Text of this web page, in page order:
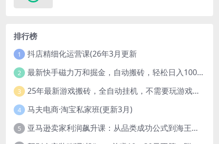
排行榜
1 抖店精细化运营课(26年3月更新
2 最新快手磁力万和掘金，自动搬砖，轻松日入100-200，操作简单
3 25年最新游戏搬砖，全自动挂机，不需要玩游戏，单手机操作日入300+
4 马夫电商·淘宝私家班(更新3月)
5 亚马逊卖家利润飙升课：从品类成功公式到海王打法，让每个SKU都成爆款一路飙升(更新26年3月